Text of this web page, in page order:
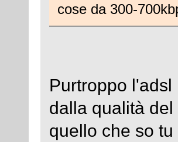
cose da 300-
Purtroppo
dalla qualità
quello che so